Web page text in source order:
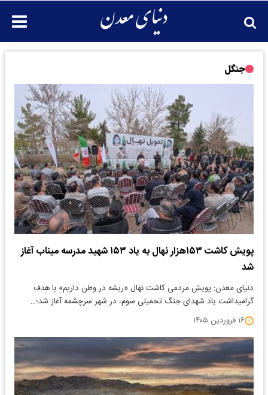
جنگل
پویش کاشت ۱۵۳هزار نهال به یاد ۱۵۳ شهید مدرسه میناب آغاز
شد
دنیای معدن: پویش مردمی کاشت نهال «ریشه در وطن داریم» با هدف
گرامیداشت یاد شهدای جنگ تحمیلی سوم، در شهر سرچشمه آغاز شد؛…
۱۶ فروردین ۱۴۰۵